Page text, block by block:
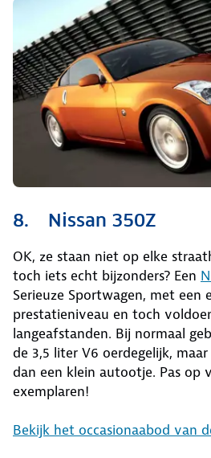
8. Nissan 350Z
OK, ze staan niet op elke
toch iets echt bijzonders? Een
Serieuze Sportwagen, met een
prestatieniveau en toch
langeafstanden. Bij normaal
de 3,5 liter V6 oerdegelijk,
dan een klein autootje. Pas op
exemplaren!
Bekijk het occasionaabod van